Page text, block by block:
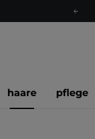
haare pflege